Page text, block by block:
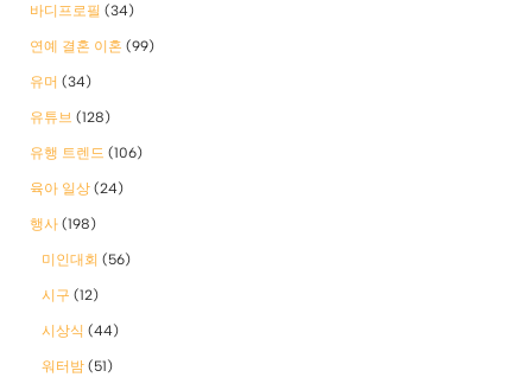
바디프로필 (34)
연예 결혼 이혼 (99)
유머 (34)
유튜브 (128)
유행 트렌드 (106)
육아 일상 (24)
행사 (198)
미인대회 (56)
시구 (12)
시상식 (44)
워터밤 (51)